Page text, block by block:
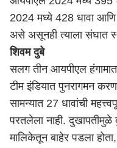
2024 मध्ये 428 धावा
असे असूनही त्याला संघात
शिवम दुबे
सलग तीन आयपीएल
टीम इंडियात पुनरागमन
सामन्यात 27 धावांची
परतलेला नाही. दुखापतीमुळे
मालिकेतून बाहेर पडला